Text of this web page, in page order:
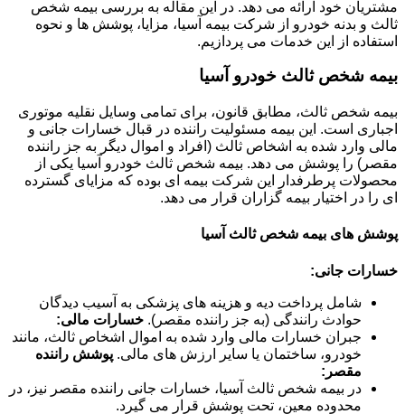
مشتریان خود ارائه می دهد. در این مقاله به بررسی بیمه شخص
ثالث و بدنه خودرو از شرکت بیمه آسیا، مزایا، پوشش ها و نحوه
استفاده از این خدمات می پردازیم.
بیمه شخص ثالث خودرو آسیا
بیمه شخص ثالث، مطابق قانون، برای تمامی وسایل نقلیه موتوری
اجباری است. این بیمه مسئولیت راننده در قبال خسارات جانی و
مالی وارد شده به اشخاص ثالث (افراد و اموال دیگر به جز راننده
مقصر) را پوشش می دهد. بیمه شخص ثالث خودرو آسیا یکی از
محصولات پرطرفدار این شرکت بیمه ای بوده که مزایای گسترده
ای را در اختیار بیمه گزاران قرار می دهد.
پوشش های بیمه شخص ثالث آسیا
خسارات جانی:
شامل پرداخت دیه و هزینه های پزشکی به آسیب دیدگان
حوادث رانندگی (به جز راننده مقصر). خسارات مالی:
جبران خسارات مالی وارد شده به اموال اشخاص ثالث، مانند
خودرو، ساختمان یا سایر ارزش های مالی. پوشش راننده
مقصر:
در بیمه شخص ثالث آسیا، خسارات جانی راننده مقصر نیز، در
محدوده معین، تحت پوشش قرار می گیرد.